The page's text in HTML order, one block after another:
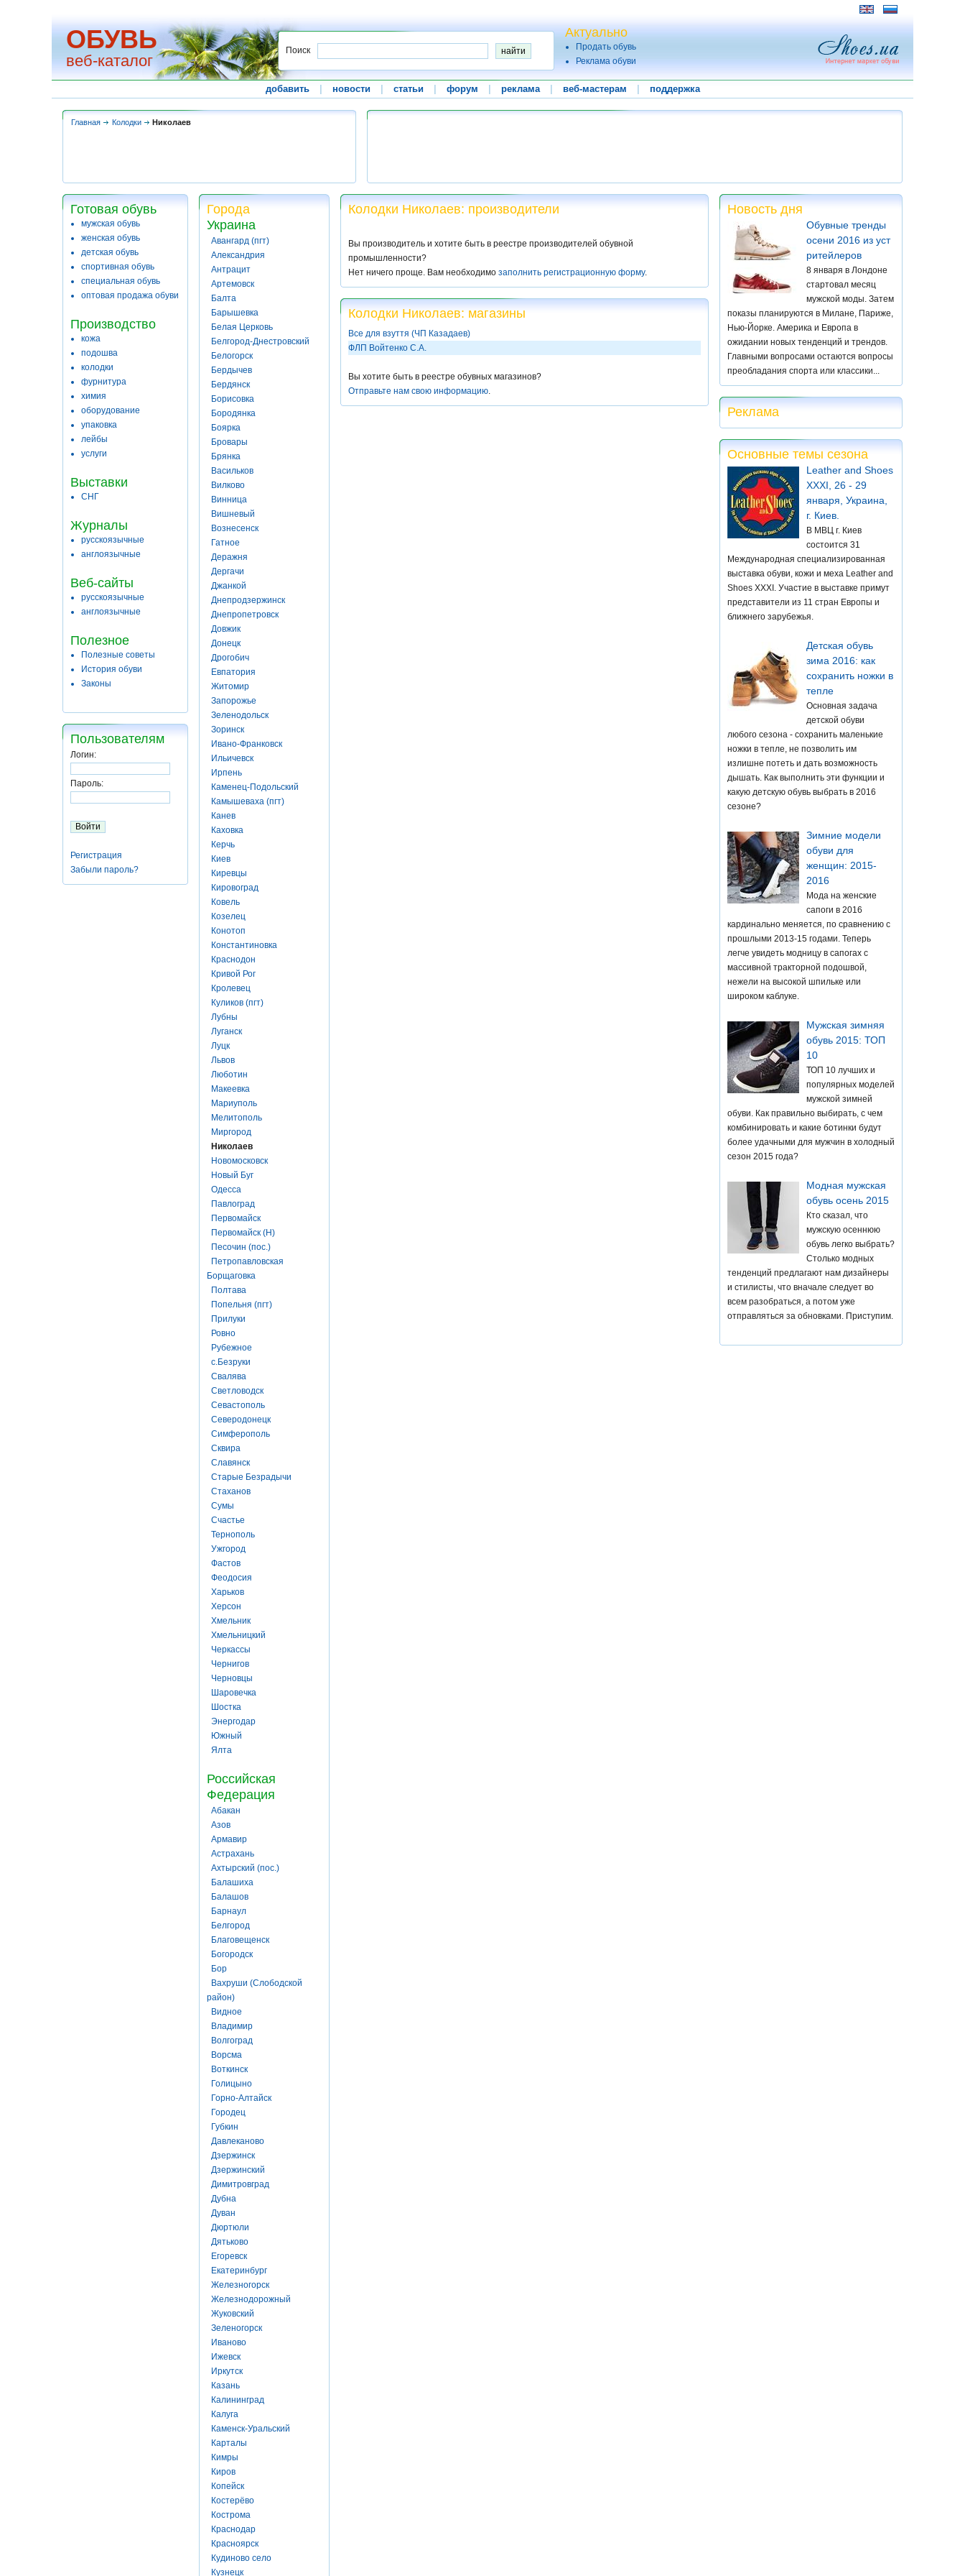
ОБУВЬ
веб-каталог
Поиск
Актуально
Продать обувь
Реклама обуви
добавить новости статьи форум реклама веб-мастерам поддержка
Главная Колодки Николаев
Готовая обувь
мужская обувь
женская обувь
детская обувь
спортивная обувь
специальная обувь
оптовая продажа обуви
Производство
кожа
подошва
колодки
фурнитура
химия
оборудование
упаковка
лейбы
услуги
Выставки
СНГ
Журналы
русскоязычные
англоязычные
Веб-сайты
русскоязычные
англоязычные
Полезное
Полезные советы
История обуви
Законы
Пользователям
Логин:
Пароль:
Регистрация
Забыли пароль?
Города
Украина
Авангард (пгт)
Александрия
Антрацит
Артемовск
Балта
Барышевка
Белая Церковь
Белгород-Днестровский
Белогорск
Бердычев
Бердянск
Борисовка
Бородянка
Боярка
Бровары
Брянка
Васильков
Вилково
Винница
Вишневый
Вознесенск
Гатное
Деражня
Дергачи
Джанкой
Днепродзержинск
Днепропетровск
Довжик
Донецк
Дрогобич
Евпатория
Житомир
Запорожье
Зеленодольск
Зоринск
Ивано-Франковск
Ильичевск
Ирпень
Каменец-Подольский
Камышеваха (пгт)
Канев
Каховка
Керчь
Киев
Киревцы
Кировоград
Ковель
Козелец
Конотоп
Константиновка
Краснодон
Кривой Рог
Кролевец
Куликов (пгт)
Лубны
Луганск
Луцк
Львов
Люботин
Макеевка
Мариуполь
Мелитополь
Миргород
Николаев
Новомосковск
Новый Буг
Одесса
Павлоград
Первомайск
Первомайск (Н)
Песочин (пос.)
Петропавловская
Борщаговка
Полтава
Попельня (пгт)
Прилуки
Ровно
Рубежное
с.Безруки
Свалява
Светловодск
Севастополь
Северодонецк
Симферополь
Сквира
Славянск
Старые Безрадычи
Стаханов
Сумы
Счастье
Тернополь
Ужгород
Фастов
Феодосия
Харьков
Херсон
Хмельник
Хмельницкий
Черкассы
Чернигов
Черновцы
Шаровечка
Шостка
Энергодар
Южный
Ялта
Российская
Федерация
Абакан
Азов
Армавир
Астрахань
Ахтырский (пос.)
Балашиха
Балашов
Барнаул
Белгород
Благовещенск
Богородск
Бор
Вахруши (Слободской
район)
Видное
Владимир
Волгоград
Ворсма
Воткинск
Голицыно
Горно-Алтайск
Городец
Губкин
Давлеканово
Дзержинск
Дзержинский
Димитровград
Дубна
Дуван
Дюртюли
Дятьково
Егоревск
Екатеринбург
Железногорск
Железнодорожный
Жуковский
Зеленогорск
Иваново
Ижевск
Иркутск
Казань
Калининград
Калуга
Каменск-Уральский
Карталы
Кимры
Киров
Копейск
Костерёво
Кострома
Краснодар
Красноярск
Кудиново село
Кузнецк
Колодки Николаев: производители
Вы производитель и хотите быть в реестре производителей обувной
промышленности?
Нет ничего проще. Вам необходимо заполнить регистрационную форму.
Колодки Николаев: магазины
Все для взуття (ЧП Казадаев)
ФЛП Войтенко С.А.
Вы хотите быть в реестре обувных магазинов?
Отправьте нам свою информацию.
Новость дня
Обувные тренды
осени 2016 из уст
ритейлеров
8 января в Лондоне
стартовал месяц
мужской моды. Затем
показы планируются в Милане, Париже,
Нью-Йорке. Америка и Европа в
ожидании новых тенденций и трендов.
Главными вопросами остаются вопросы
преобладания спорта или классики...
Реклама
Основные темы сезона
Leather and Shoes
XXXI, 26 - 29
января, Украина,
г. Киев.
В МВЦ г. Киев
состоится 31
Международная специализированная
выставка обуви, кожи и меха Leather and
Shoes XXXI. Участие в выставке примут
представители из 11 стран Европы и
ближнего зарубежья.
Детская обувь
зима 2016: как
сохранить ножки в
тепле
Основная задача
детской обуви
любого сезона - сохранить маленькие
ножки в тепле, не позволить им
излишне потеть и дать возможность
дышать. Как выполнить эти функции и
какую детскую обувь выбрать в 2016
сезоне?
Зимние модели
обуви для
женщин: 2015-
2016
Мода на женские
сапоги в 2016
кардинально меняется, по сравнению с
прошлыми 2013-15 годами. Теперь
легче увидеть модницу в сапогах с
массивной тракторной подошвой,
нежели на высокой шпильке или
широком каблуке.
Мужская зимняя
обувь 2015: ТОП
10
ТОП 10 лучших и
популярных моделей
мужской зимней
обуви. Как правильно выбирать, с чем
комбинировать и какие ботинки будут
более удачными для мужчин в холодный
сезон 2015 года?
Модная мужская
обувь осень 2015
Кто сказал, что
мужскую осеннюю
обувь легко выбрать?
Столько модных
тенденций предлагают нам дизайнеры
и стилисты, что вначале следует во
всем разобраться, а потом уже
отправляться за обновками. Приступим.